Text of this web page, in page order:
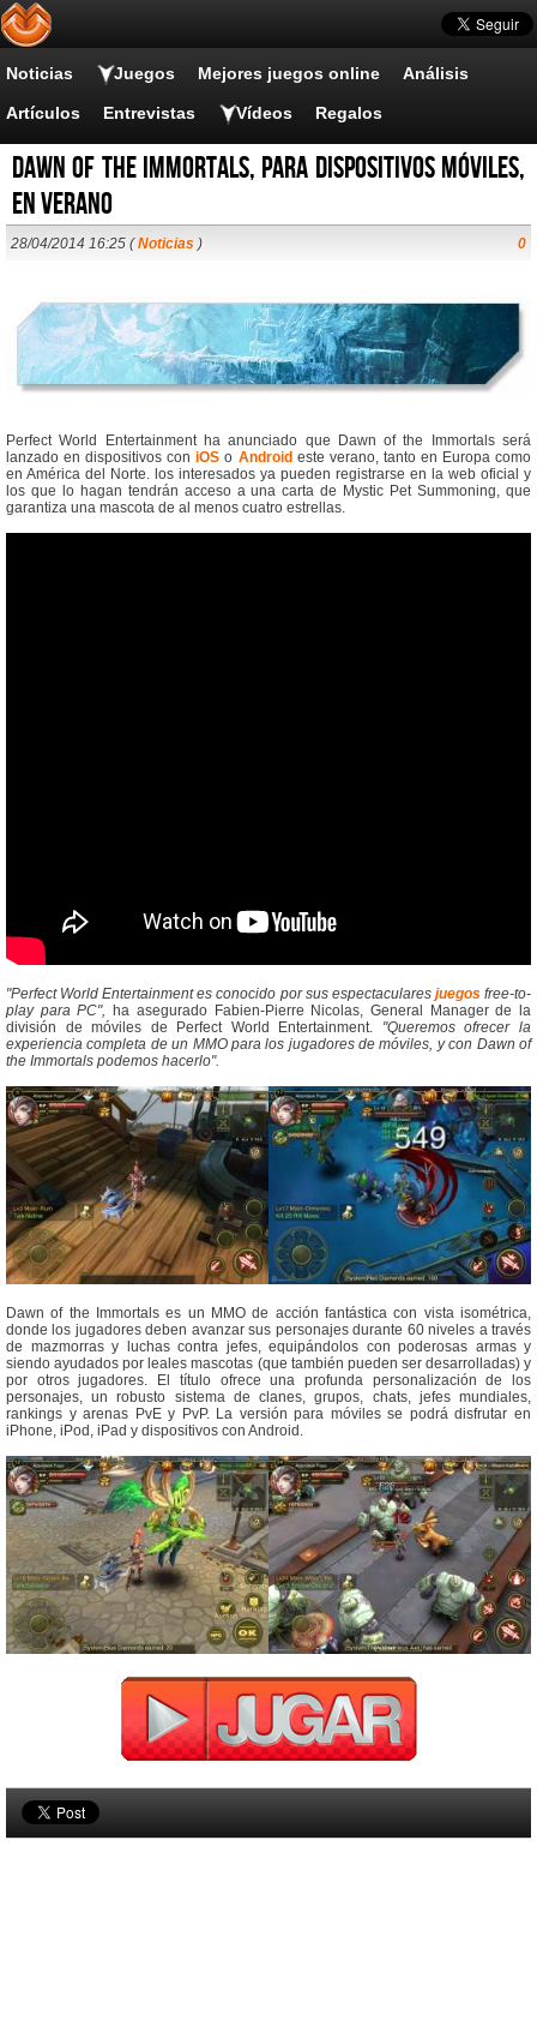
Noticias Juegos Mejores juegos online Análisis
Artículos Entrevistas Vídeos Regalos
Dawn of the Immortals, para dispositivos móviles,
en verano
28/04/2014 16:25 (Noticias ) 0
Perfect World Entertainment ha anunciado que Dawn of the Immortals será
lanzado en dispositivos coniOS o Android este verano, tanto en Europa como
en América del Norte. los interesados ya pueden registrarse en la web oficial y
los que lo hagan tendrán acceso a una carta de Mystic Pet Summoning, que
garantiza una mascota de al menos cuatro estrellas.
"Perfect World Entertainment es conocido por sus espectaculares juegosfree-to-
play para PC",
ha asegurado Fabien-Pierre Nicolas, General Manager de la
división de móviles de Perfect World Entertainment. "Queremos ofrecer la
experiencia completa de un MMO para los jugadores de móviles, y con Dawn of
the Immortals podemos hacerlo".
Dawn of the Immortals es un MMO de acción fantástica con vista isométrica,
donde los jugadores deben avanzar sus personajes durante 60 niveles a través
de mazmorras y luchas contra jefes, equipándolos con poderosas armas y
siendo ayudados por leales mascotas (que también pueden ser desarrolladas) y
por otros jugadores. El título ofrece una profunda personalización de los
personajes, un robusto sistema de clanes, grupos, chats, jefes mundiales,
rankings y arenas PvE y PvP. La versión para móviles se podrá disfrutar en
iPhone, iPod, iPad y dispositivos con Android.